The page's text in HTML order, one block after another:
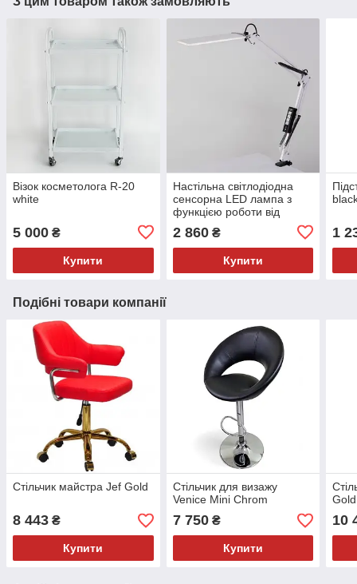
Візок косметолога R-20
white
5 000 ₴
Купити
Настільна світлодіодна
сенсорна LED лампа з
функцією роботи від
регулюванням світла X-
LED-20 SW
2 860₴
Купити
1
Подібні товари компанії
Стільчик майстра Jef Gold
8 443 ₴
Купити
Стільчик для визажу
Venice Mini Chrom
7 750₴
Купити
Gold
10